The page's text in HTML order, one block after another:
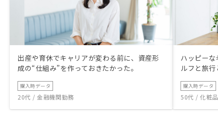
出産や育休でキャリアが変わる前に、資産形
成の“仕組み”を作っておきたかった。
購入時データ
20代 / 金融機関勤務
ハッピー
ルフと旅
購入時データ
50代 / 化粧